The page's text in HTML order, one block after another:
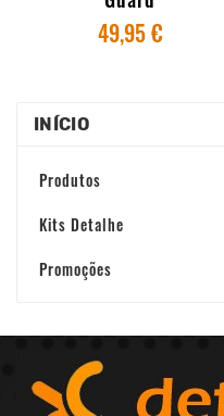
49,95 €
INÍCIO
Produtos
Kits Detalhe
Promoções